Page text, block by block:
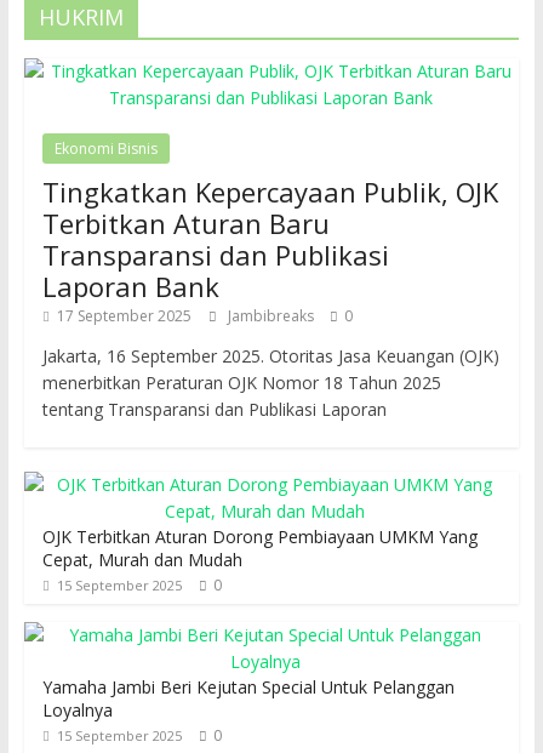
HUKRIM
Ekonomi Bisnis
Tingkatkan Kepercayaan Publik, OJK
Terbitkan Aturan Baru
Transparansi dan Publikasi
Laporan Bank
17 September 2025 Jambibreaks 0
Jakarta, 16 September 2025. Otoritas Jasa Keuangan (OJK)
menerbitkan Peraturan OJK Nomor 18 Tahun 2025
tentang Transparansi dan Publikasi Laporan
OJK Terbitkan Aturan Dorong Pembiayaan UMKM Yang
Cepat, Murah dan Mudah
15 September 2025 0
Yamaha Jambi Beri Kejutan Special Untuk Pelanggan
Loyalnya
15 September 2025 0